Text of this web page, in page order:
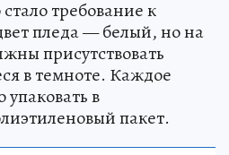
требование к
пледа — белый, но на
присутствовать
в темноте. Каждое
в
пакет.